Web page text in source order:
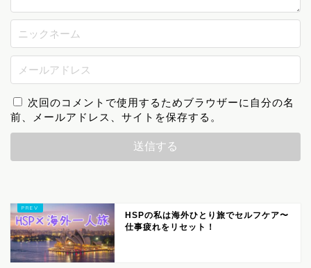
次回のコメントで使用するためブラウザーに自分の名
前、メールアドレス、サイトを保存する。
HSPの私は海外ひとり旅でセルフケア〜
仕事疲れをリセット！